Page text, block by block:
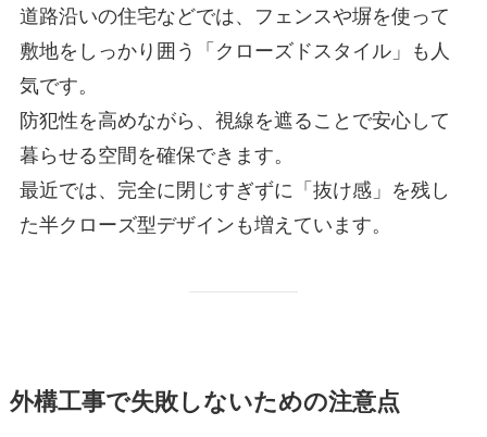
道路沿いの住宅などでは、フェンスや塀を使って
敷地をしっかり囲う「クローズドスタイル」も人
気です。
防犯性を高めながら、視線を遮ることで安心して
暮らせる空間を確保できます。
最近では、完全に閉じすぎずに「抜け感」を残し
た半クローズ型デザインも増えています。
外構工事で失敗しないための注意点